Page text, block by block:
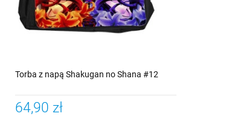
Torba z napą Shakugan no Shana #12
64,90 zł